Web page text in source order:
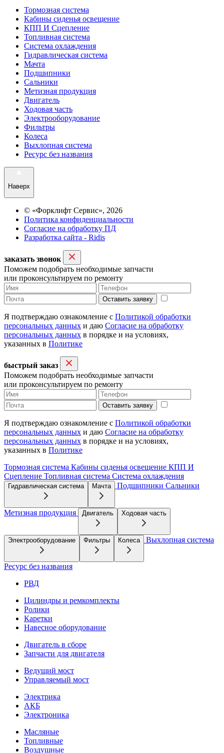
Тормозная система
Кабины сиденья освещение
КПП И Сцепление
Топливная система
Система охлаждения
Гидравлическая система
Мачта
Подшипники
Сальники
Метизная продукция
Двигатель
Ходовая часть
Электрооборудование
Фильтры
Колеса
Выхлопная система
Ресурс без названия
Наверх
© «Форклифт Сервис», 2026
Политика конфиденциальности
Согласие на обработку ПД
Разработка сайта - Ridis
заказать звонок
Поможем подобрать необходимые запчасти
или проконсультируем по ремонту
Оставить заявку
Я подтверждаю ознакомление с Политикой обработки
персональных данных и даю Согласие на обработку
персональных данных в порядке и на условиях,
указанных в Политике
быстрый заказ
Поможем подобрать необходимые запчасти
или проконсультируем по ремонту
Оставить заявку
Я подтверждаю ознакомление с Политикой обработки
персональных данных и даю Согласие на обработку
персональных данных в порядке и на условиях,
указанных в Политике
Тормозная система Кабины сиденья освещение КПП И
Сцепление Топливная система Система охлаждения
Гидравлическая система Мачта Подшипники Сальники
Метизная продукция Двигатель Ходовая часть
Электрооборудование Фильтры Колеса Выхлопная система
Ресурс без названия
РВД
Цилиндры и ремкомплекты
Ролики
Каретки
Навесное оборудование
Двигатель в сборе
Запчасти для двигателя
Ведущий мост
Управляемый мост
Электрика
АКБ
Электроника
Масляные
Топливные
Воздушные